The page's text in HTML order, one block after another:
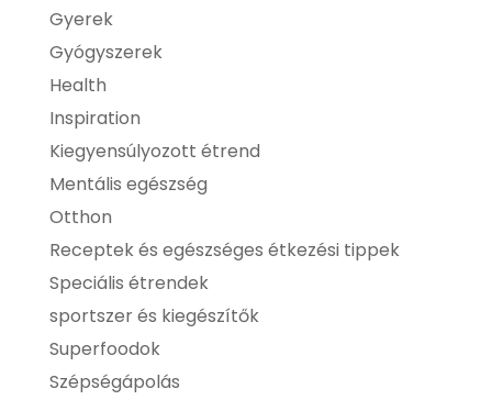
Gyerek
Gyógyszerek
Health
Inspiration
Kiegyensúlyozott étrend
Mentális egészség
Otthon
Receptek és egészséges étkezési tippek
Speciális étrendek
sportszer és kiegészítők
Superfoodok
Szépségápolás